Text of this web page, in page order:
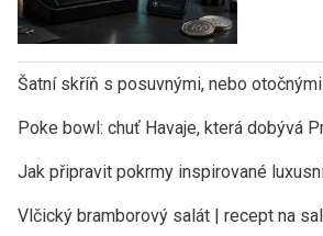
Šatní skříň s posuvnými, nebo
Poke bowl: chuť Havaje, která dobývá
Jak připravit pokrmy inspirované
Vlčický bramborový salát | recept na